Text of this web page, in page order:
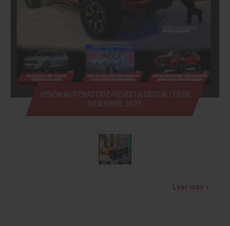
VISIÓN AUTOMOTRIZ/REVISTA DIGITAL/13 DE
DICIEMBRE 2025
Leer más »